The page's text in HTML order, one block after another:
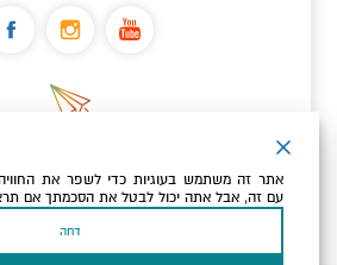
כתובת הדוא"ל שלך
אני מאשר/ת שקראתי ומסכים/ה
אתר זה משתמש בעוגיות כדי לשפר את
עם זה, אבל אתה יכול לבטל את הסכמתך אם
דחה